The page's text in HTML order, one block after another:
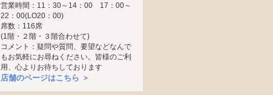
営業時間：11：30～14：00 17：00～
22：00(LO20：00)
席数：116席
(1階・２階・３階合わせて)
コメント：疑問や質問、要望などなんで
もお気軽にお尋ねください。皆様のご利
用、心よりお待ちしております
店舗のページはこちら ＞